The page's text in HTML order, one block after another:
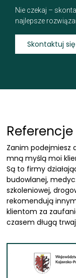
Nie czekaj –
najlepsze
Skontaktuj się
Referencje
Zanim podejmiesz
mną myślą moi
Są to firmy
budowlanej,
szkoleniowej,
rekomendują
klientom za
czasem długą